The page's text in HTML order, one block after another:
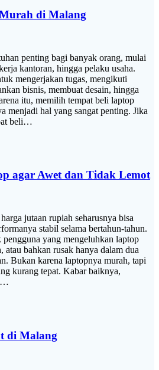
di Malang
penting bagi banyak orang, mulai
kantoran, hingga pelaku usaha.
mengerjakan tugas, mengikuti
bisnis, membuat desain, hingga
itu, memilih tempat beli laptop
menjadi hal yang sangat penting. Jika
beli…
agar Awet dan Tidak Lemot
jutaan rupiah seharusnya bisa
stabil selama bertahun-tahun.
yang mengeluhkan laptop
atau bahkan rusak hanya dalam dua
Bukan karena laptopnya murah, tapi
kurang tepat. Kabar baiknya,
di Malang